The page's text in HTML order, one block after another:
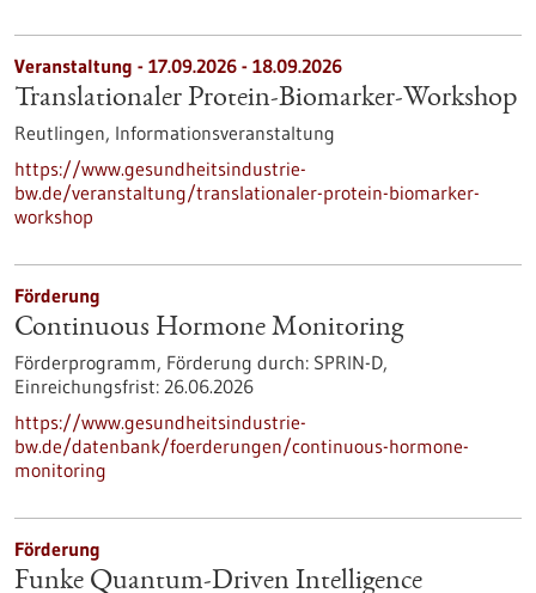
Veranstaltung - 17.09.2026 - 18.09.2026
Translationaler Protein-Biomarker-Workshop
Reutlingen, Informationsveranstaltung
https://www.gesundheitsindustrie-
bw.de/veranstaltung/translationaler-protein-biomarker-
workshop
Förderung
Continuous Hormone Monitoring
Förderprogramm, Förderung durch: SPRIN-D,
Einreichungsfrist: 26.06.2026
https://www.gesundheitsindustrie-
bw.de/datenbank/foerderungen/continuous-hormone-
monitoring
Förderung
Funke Quantum-Driven Intelligence